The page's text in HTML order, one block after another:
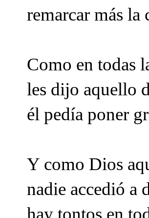
remarcar más la
Como en todas
les dijo aquello
él pedía poner
Y como Dios
nadie accedió a
hay tontos en